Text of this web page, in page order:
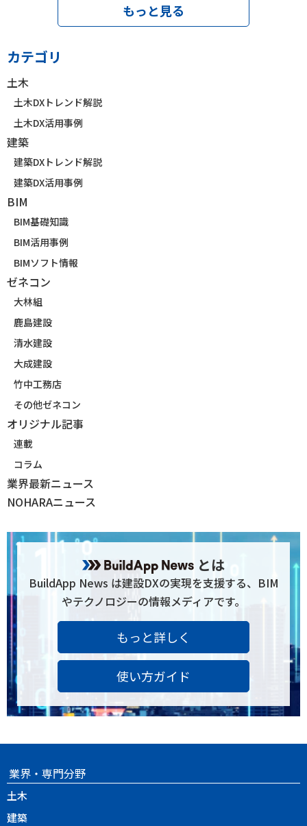
もっと見る
カテゴリ
土木
土木DXトレンド解説
土木DX活用事例
建築
建築DXトレンド解説
建築DX活用事例
BIM
BIM基礎知識
BIM活用事例
BIMソフト情報
ゼネコン
大林組
鹿島建設
清水建設
大成建設
竹中工務店
その他ゼネコン
オリジナル記事
連載
コラム
業界最新ニュース
NOHARAニュース
とは
BuildApp News は建設DXの実現を支援する、BIM
やテクノロジーの情報メディアです。
もっと詳しく
使い方ガイド
業界・専門分野
土木
建築